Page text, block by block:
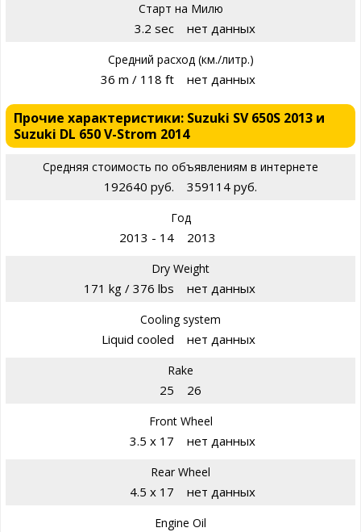
Старт на Милю
3.2 sec нет данных
Средний расход (км./литр.)
36 m / 118 ft нет данных
Прочие характеристики: Suzuki SV 650S 2013 и
Suzuki DL 650 V-Strom 2014
Средняя стоимость по объявлениям в интернете
192640 руб. 359114 руб.
Год
2013 - 14 2013
Dry Weight
171 kg / 376 lbs нет данных
Cooling system
Liquid cooled нет данных
Rake
25 26
Front Wheel
3.5 x 17 нет данных
Rear Wheel
4.5 x 17 нет данных
Engine Oil